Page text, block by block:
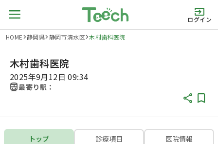
ログイン
HOME 静岡県 静岡市清水区 木村歯科医院
木村歯科医院
2025年9月12日 09:34
最寄り駅：
トップ 診療項目 医院情報